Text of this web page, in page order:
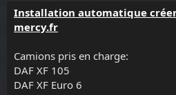
r
e
c
é
a
t
i
Installation automatique
mercy.fr
Camions pris en charge:
DAF XF 105
DAF XF Euro 6